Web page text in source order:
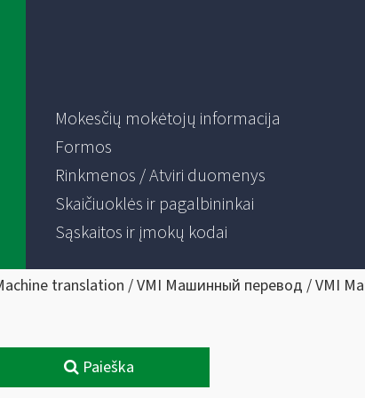
Mokesčių mokėtojų informacija
Formos
Rinkmenos / Atviri duomenys
Skaičiuoklės ir pagalbininkai
Sąskaitos ir įmokų kodai
translation / VMI Машинный перевод / VMI
Paieška